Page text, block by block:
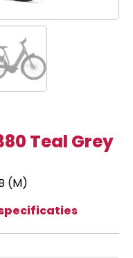
Teal Grey
(M)